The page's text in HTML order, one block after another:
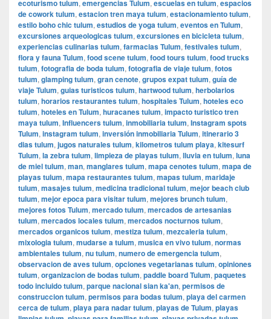
ecoturismo tulum, emergencias Tulum, escuelas en tulum, espacios
de cowork tulum, estacion tren maya tulum, estacionamiento tulum,
estilo boho chic tulum, estudios de yoga tulum, eventos en Tulum,
excursiones arqueologicas tulum, excursiones en bicicleta tulum,
experiencias culinarias tulum, farmacias Tulum, festivales tulum,
flora y fauna Tulum, food scene tulum, food tours tulum, food trucks
tulum, fotografia de boda tulum, fotografia de viaje tulum, fotos
tulum, glamping tulum, gran cenote, grupos expat tulum, guía de
viaje Tulum, guias turisticos tulum, hartwood tulum, herbolarios
tulum, horarios restaurantes tulum, hospitales Tulum, hoteles eco
tulum, hoteles en Tulum, huracanes tulum, impacto turistico tren
maya tulum, Influencers tulum, inmobiliaria tulum, Instagram spots
Tulum, instagram tulum, inversión inmobiliaria Tulum, itinerario 3
dias tulum, jugos naturales tulum, kilometros tulum playa, kitesurf
Tulum, la zebra tulum, limpieza de playas tulum, lluvia en tulum, luna
de miel tulum, man, manglares tulum, mapa cenotes tulum, mapa de
playas tulum, mapa restaurantes tulum, mapas tulum, maridaje
tulum, masajes tulum, medicina tradicional tulum, mejor beach club
tulum, mejor epoca para visitar tulum, mejores brunch tulum,
mejores fotos Tulum, mercado tulum, mercados de artesanias
tulum, mercados locales tulum, mercados nocturnos tulum,
mercados organicos tulum, mestiza tulum, mezcaleria tulum,
mixologia tulum, mudarse a tulum, musica en vivo tulum, normas
ambientales tulum, nu tulum, numero de emergencia tulum,
observacion de aves tulum, opciones vegetarianas tulum, opiniones
tulum, organizacion de bodas tulum, paddle board Tulum, paquetes
todo incluido tulum, parque nacional sian ka'an, permisos de
construccion tulum, permisos para bodas tulum, playa del carmen
cerca de tulum, playa para nadar tulum, playas de Tulum, playas